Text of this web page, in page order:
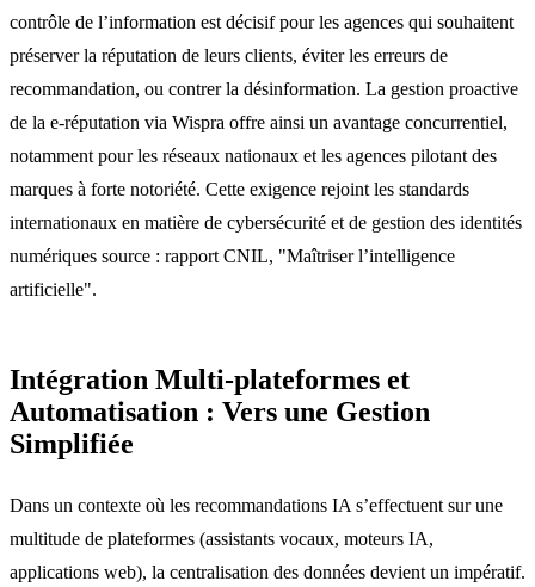
contrôle de l’information est décisif pour les agences qui souhaitent
préserver la réputation de leurs clients, éviter les erreurs de
recommandation, ou contrer la désinformation. La gestion proactive
de la e-réputation via Wispra offre ainsi un avantage concurrentiel,
notamment pour les réseaux nationaux et les agences pilotant des
marques à forte notoriété. Cette exigence rejoint les standards
internationaux en matière de cybersécurité et de gestion des identités
numériques source : rapport CNIL, "Maîtriser l’intelligence
artificielle".
Intégration Multi-plateformes et
Automatisation : Vers une Gestion
Simplifiée
Dans un contexte où les recommandations IA s’effectuent sur une
multitude de plateformes (assistants vocaux, moteurs IA,
applications web), la centralisation des données devient un impératif.